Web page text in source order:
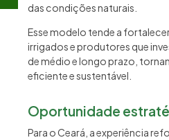
das condições naturais.
Esse modelo tende a
irrigados e produtores que
de médio e longo prazo,
eficiente e sustentável.
Oportunidade
Para o Ceará, a experiência